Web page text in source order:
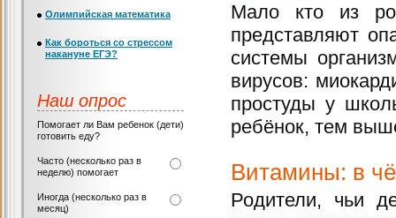
Мало кто из
представляют
системы
вирусов:
простуды у
ребёнок, тем
Витамины: в
Родители, чьи
Олимпийская математика
Как бороться со стрессом
накануне ЕГЭ?
Наш опрос
Помогает ли Вам ребенок (дети)
готовить еду?
Часто (несколько раз в
неделю) помогает
Иногда (несколько раз в
месяц)